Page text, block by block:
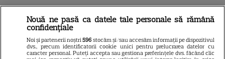
ARTICOLE PARTENERI
Nouă ne pasă ca datele tale personale să rămână
confidențiale
Noi și partenerii noștri596 stocăm și/sau accesăm informații pe dispozitivul
dvs., precum identificatorii cookie unici pentru prelucrarea datelor cu
caracter personal. Puteți accepta sau gestiona preferințele dvs. făcând clic